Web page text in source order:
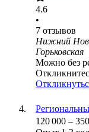
4.6
•
7 отзывов
Нижний
Горьковская
Можно без
120 000 –